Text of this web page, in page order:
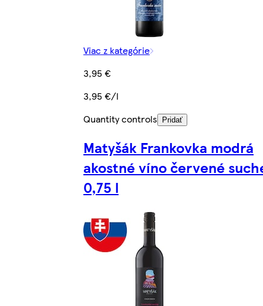
Viac z kategórie
3,95 €
3,95 €/l
Quantity controls
Pridať
Matyšák Frankovka modrá
akostné víno červené
0,75 l